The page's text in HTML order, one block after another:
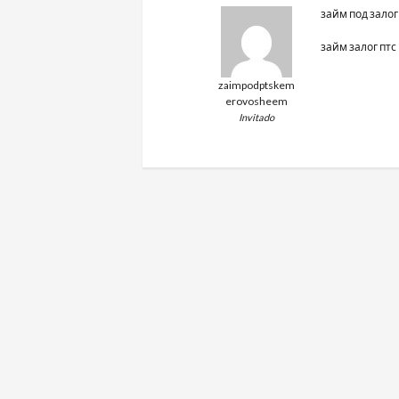
zaimpodptskem
erovosheem
Invitado
займ под
займ залог птс